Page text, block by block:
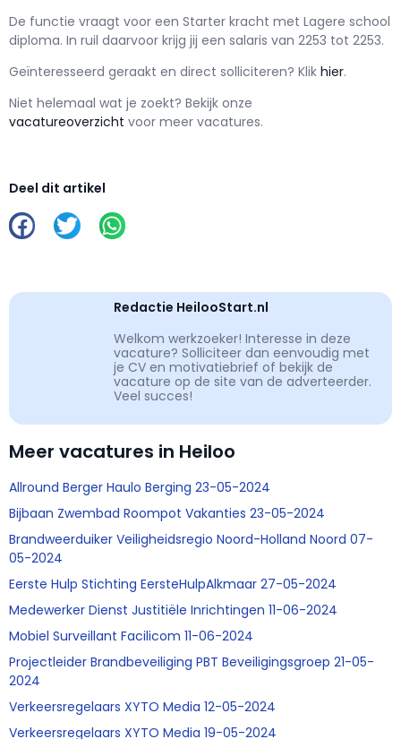
De functie vraagt voor een Starter kracht met Lagere school
diploma. In ruil daarvoor krijg jij een salaris van 2253 tot 2253.
Geïnteresseerd geraakt en direct solliciteren? Klik hier.
Niet helemaal wat je zoekt? Bekijk onze
vacatureoverzicht voor meer vacatures.
Deel dit artikel
Redactie HeilooStart.nl
Welkom werkzoeker! Interesse in deze
vacature? Solliciteer dan eenvoudig met
je CV en motivatiebrief of bekijk de
vacature op de site van de adverteerder.
Veel succes!
Meer vacatures in Heiloo
Allround Berger Haulo Berging 23-05-2024
Bijbaan Zwembad Roompot Vakanties 23-05-2024
Brandweerduiker Veiligheidsregio Noord-Holland Noord 07-
05-2024
Eerste Hulp Stichting EersteHulpAlkmaar 27-05-2024
Medewerker Dienst Justitiële Inrichtingen 11-06-2024
Mobiel Surveillant Facilicom 11-06-2024
Projectleider Brandbeveiliging PBT Beveiligingsgroep 21-05-
2024
Verkeersregelaars XYTO Media 12-05-2024
Verkeersregelaars XYTO Media 19-05-2024